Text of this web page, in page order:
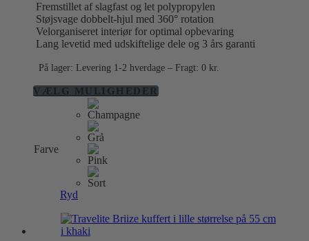
Fremstillet af slagfast og let polypropylen
Støjsvage dobbelt-hjul med 360° rotation
Velorganiseret interiør for optimal opbevaring
Lang levetid med udskiftelige dele og 3 års garanti
På lager: Levering 1-2 hverdage – Fragt: 0 kr.
VÆLG MULIGHEDERDette
Farve
Ryd